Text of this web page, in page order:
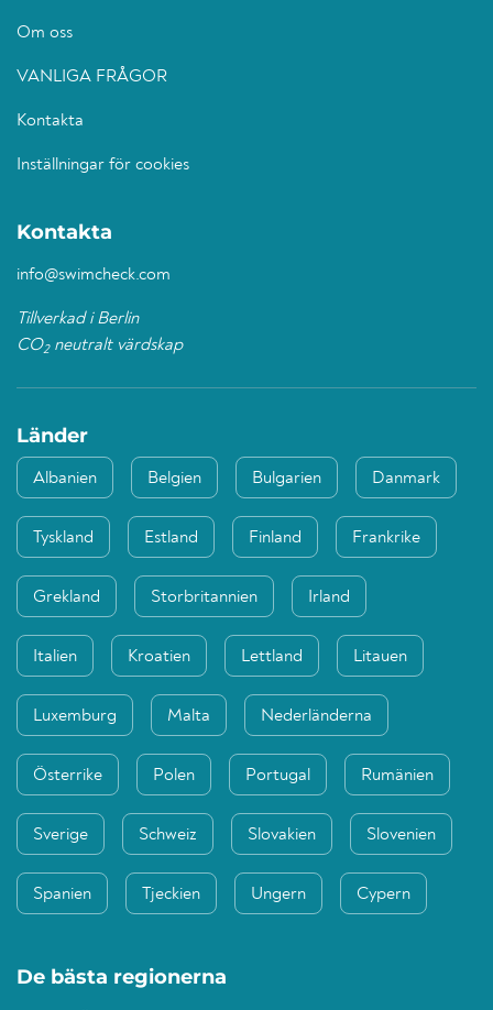
Om oss
VANLIGA FRÅGOR
Kontakta
Inställningar för cookies
Kontakta
info@swimcheck.com
Tillverkad i Berlin
CO2neutralt värdskap
Länder
Albanien Belgien Bulgarien Danmark
Tyskland Estland Finland Frankrike
Grekland Storbritannien Irland
Italien Kroatien Lettland Litauen
Luxemburg Malta Nederländerna
Österrike Polen Portugal Rumänien
Sverige Schweiz Slovakien Slovenien
Spanien Tjeckien Ungern Cypern
De bästa regionerna